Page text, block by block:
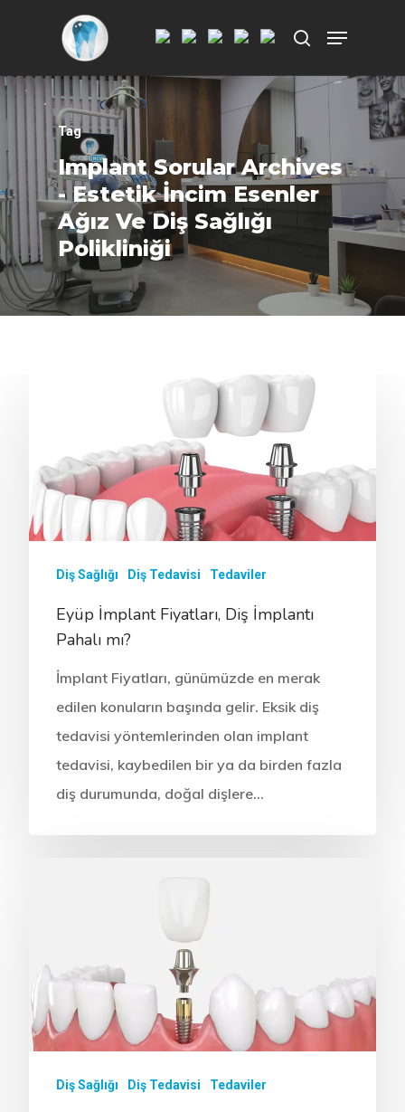
Aramak istediğiniz kelimeyi yazarak
ENTER'a basın.
Tag
Implant Sorular Archives
- Estetik İncim Esenler
Ağız Ve Diş Sağlığı
Polikliniği
Diş Sağlığı Diş Tedavisi Tedaviler
Eyüp İmplant Fiyatları, Diş İmplantı
Pahalı mı?
İmplant Fiyatları, günümüzde en merak
edilen konuların başında gelir. Eksik diş
tedavisi yöntemlerinden olan implant
tedavisi, kaybedilen bir ya da birden fazla
diş durumunda, doğal dişlere…
Diş Sağlığı Diş Tedavisi Tedaviler